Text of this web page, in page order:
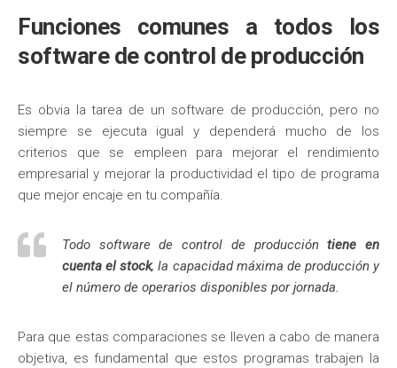
Funciones comunes a todos los
software de control de producción
Es obvia la tarea de un software de producción, pero no
siempre se ejecuta igual y dependerá mucho de los
criterios que se empleen para mejorar el rendimiento
empresarial y mejorar la productividad el tipo de programa
que mejor encaje en tu compañía.
Todo software de control de produccióntiene en
cuenta el stock, la capacidad máxima de producción y
el número de operarios disponibles por jornada.
Para que estas comparaciones se lleven a cabo de manera
objetiva, es fundamental que estos programas trabajen la